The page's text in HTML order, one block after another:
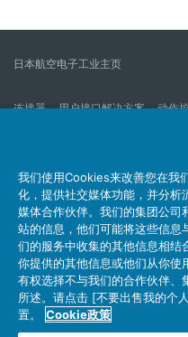
日本航空电子工业主页
连接器 用户接口解决方案 动作
我们的公司 企业社会责任 IR消息
网站地图
联系我们
个人信息保护方针 JAE Cookie
社交媒体官方账号运营方针
我们使用Cookies来改善您在我
化，提供社交媒体功能，并分析
媒体合作伙伴。我们的集团公司
站的信息，他们可能将这些信息
们的服务中收集的其他信息相结
你提供的其他信息或他们从你使
有权选择不与我们的合作伙伴、
所述。请点击 [不要出售我的个
置。
Cookie政策